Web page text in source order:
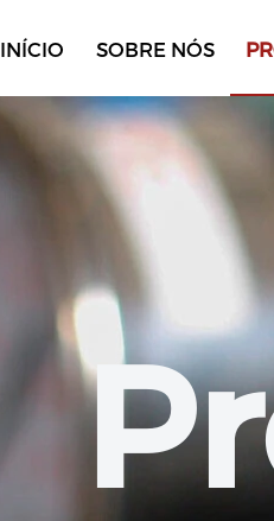
INÍCIO SOBRE NÓS